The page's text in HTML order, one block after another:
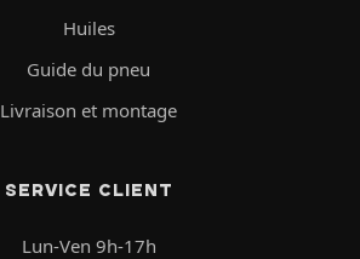
Huiles
Guide du pneu
Livraison et montage
SERVICE CLIENT
Lun-Ven 9h-17h